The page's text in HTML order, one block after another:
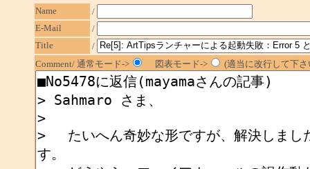
Name
/
E-Mail
/
Title
/
Comment/ 通常モード->
図表モード-> (適当に改行して下